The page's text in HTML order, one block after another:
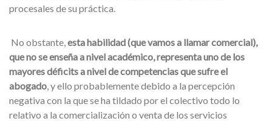
procesales de su práctica.
No obstante,esta habilidad (que vamos a llamar comercial),
que no se enseña a nivel académico, representa uno de los
mayores déficits a nivel de competencias que sufre el
abogado, y ello probablemente debido a la percepción
negativa con la que se ha tildado por el colectivo todo lo
relativo a la comercialización o venta de los servicios